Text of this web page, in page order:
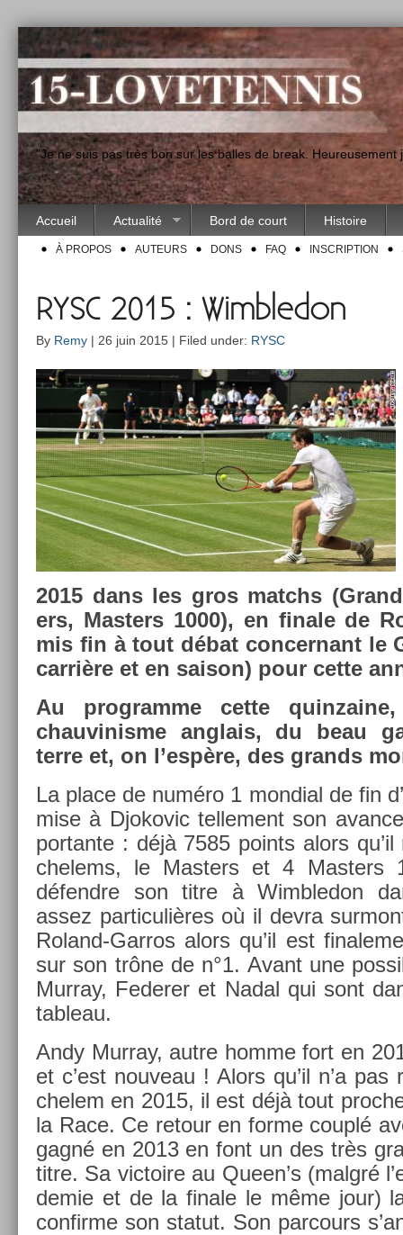
"Je ne suis pas très bon sur les balles de break.
Accueil Actualité Bord de court Histoire
À PROPOS AUTEURS DONS FAQ INSCRIPTION
RYSC 2015 : Wimbledon
By Remy | 26 juin 2015 | Filed under: RYSC
2015 dans les gros matchs
ers, Mast­ers 1000), en fin­ale de
mis fin à tout débat con­cer­nant le
carrière et en saison) pour cette
Au pro­gram­me cette
chauvinis­me an­glais, du beau
terre et, on l’espère, des grands
La place de numéro 1 mon­di­al de fin
m­ise à Djokovic tel­le­ment son
por­tante : déjà 7585 points alors
chelems, le Mast­ers et 4 Mast­ers
défendre son titre à Wimbledon
assez par­ticuliè­res où il devra
Roland-Garros alors qu’il est
sur son trône de n°1. Avant une
Mur­ray, Feder­er et Nadal qui sont
tab­leau.
Andy Mur­ray, autre homme fort en
et c’est nouveau ! Alors qu’il n’a
chelem en 2015, il est déjà tout
la Race. Ce re­tour en forme couplé
gagné en 2013 en font un des très
titre. Sa vic­toire au Queen’s (malgré
demie et de la fin­ale le même jour)
con­fir­me son statut. Son par­cours